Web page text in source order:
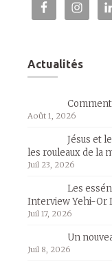
Actualités
Comment
Août 1, 2026
Jésus et
les rouleaux de la
Juil 23, 2026
Les
Interview Yehi-Or
Juil 17, 2026
Un
Juil 8, 2026